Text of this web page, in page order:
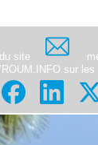
site
sur les